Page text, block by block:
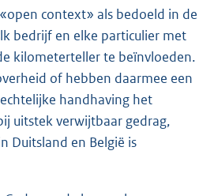
context» als bedoeld in de
bedrijf en elke particulier met
kilometerteller te beïnvloeden.
of hebben daarmee een
handhaving het
uitstek verwijtbaar gedrag,
Duitsland en België is